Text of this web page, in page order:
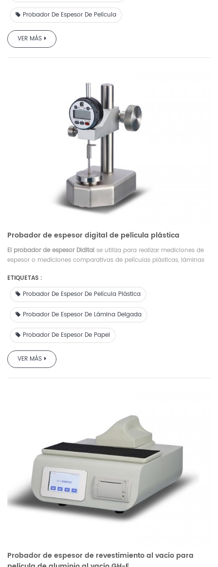
Probador De Espesor De Película
VER MÁS
Probador de espesor digital de película plástica
El probador de espesor Didital se utiliza para realizar mediciones de
espesor o mediciones comparativas de películas plásticas, láminas
ETIQUETAS :
Probador De Espesor De Película Plástica
Probador De Espesor De Lámina Delgada
Probador De Espesor De Papel
VER MÁS
Probador de espesor de revestimiento al vacío para